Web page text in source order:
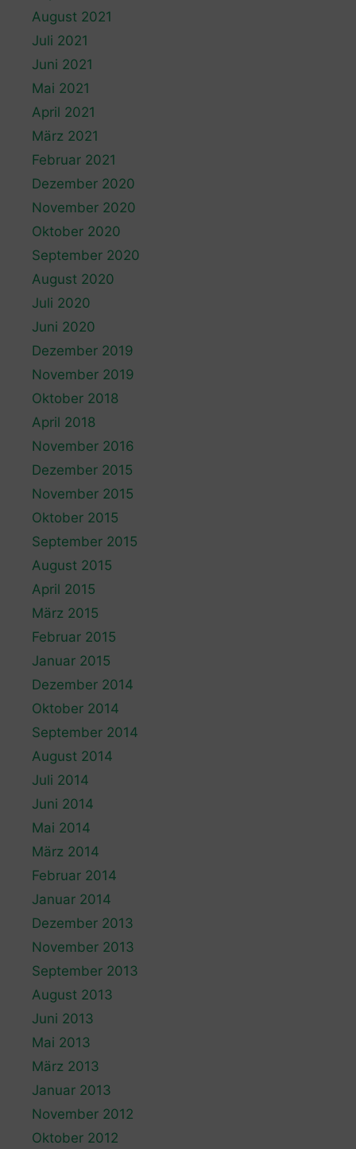
August 2021
Juli 2021
Juni 2021
Mai 2021
April 2021
März 2021
Februar 2021
Dezember 2020
November 2020
Oktober 2020
September 2020
August 2020
Juli 2020
Juni 2020
Dezember 2019
November 2019
Oktober 2018
April 2018
November 2016
Dezember 2015
November 2015
Oktober 2015
September 2015
August 2015
April 2015
März 2015
Februar 2015
Januar 2015
Dezember 2014
Oktober 2014
September 2014
August 2014
Juli 2014
Juni 2014
Mai 2014
März 2014
Februar 2014
Januar 2014
Dezember 2013
November 2013
September 2013
August 2013
Juni 2013
Mai 2013
März 2013
Januar 2013
November 2012
Oktober 2012